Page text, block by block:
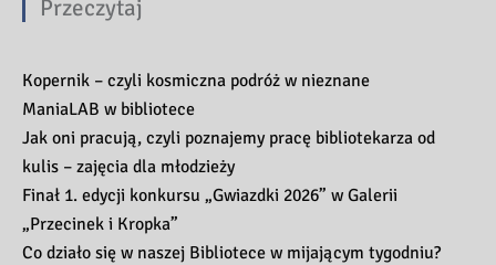
Przeczytaj
Kopernik – czyli kosmiczna podróż w nieznane
ManiaLAB w bibliotece
Jak oni pracują, czyli poznajemy pracę bibliotekarza od
kulis – zajęcia dla młodzieży
Finał 1. edycji konkursu „Gwiazdki 2026” w Galerii
„Przecinek i Kropka”
Co działo się w naszej Bibliotece w mijającym tygodniu?